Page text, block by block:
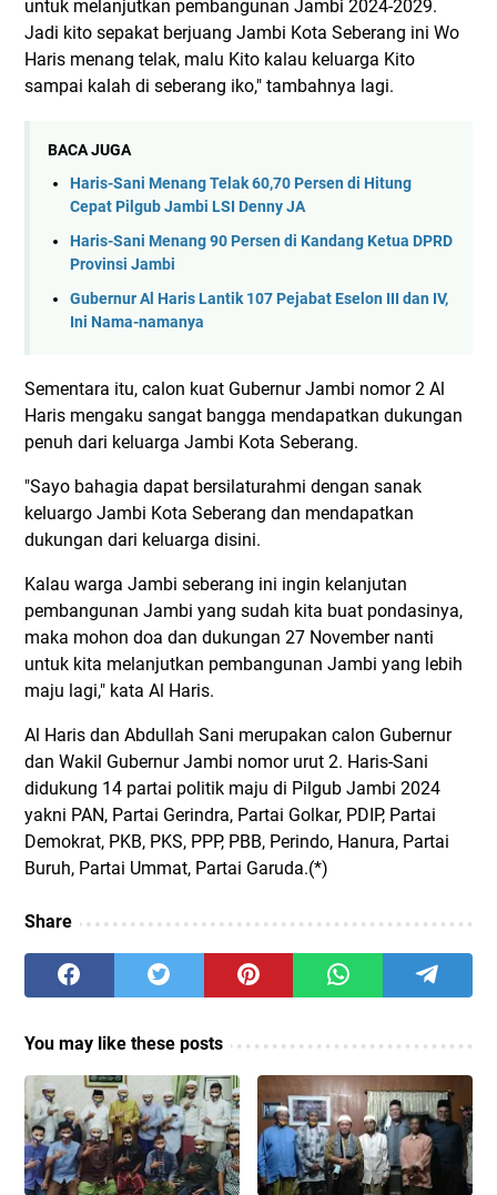
untuk melanjutkan pembangunan Jambi 2024-2029.
Jadi kito sepakat berjuang Jambi Kota Seberang ini Wo
Haris menang telak, malu Kito kalau keluarga Kito
sampai kalah di seberang iko," tambahnya lagi.
BACA JUGA
Haris-Sani Menang Telak 60,70 Persen di Hitung
Cepat Pilgub Jambi LSI Denny JA
Haris-Sani Menang 90 Persen di Kandang Ketua DPRD
Provinsi Jambi
Gubernur Al Haris Lantik 107 Pejabat Eselon III dan IV,
Ini Nama-namanya
Sementara itu, calon kuat Gubernur Jambi nomor 2 Al
Haris mengaku sangat bangga mendapatkan dukungan
penuh dari keluarga Jambi Kota Seberang.
"Sayo bahagia dapat bersilaturahmi dengan sanak
keluargo Jambi Kota Seberang dan mendapatkan
dukungan dari keluarga disini.
Kalau warga Jambi seberang ini ingin kelanjutan
pembangunan Jambi yang sudah kita buat pondasinya,
maka mohon doa dan dukungan 27 November nanti
untuk kita melanjutkan pembangunan Jambi yang lebih
maju lagi," kata Al Haris.
Al Haris dan Abdullah Sani merupakan calon Gubernur
dan Wakil Gubernur Jambi nomor urut 2. Haris-Sani
didukung 14 partai politik maju di Pilgub Jambi 2024
yakni PAN, Partai Gerindra, Partai Golkar, PDIP, Partai
Demokrat, PKB, PKS, PPP, PBB, Perindo, Hanura, Partai
Buruh, Partai Ummat, Partai Garuda.(*)
Share
You may like these posts